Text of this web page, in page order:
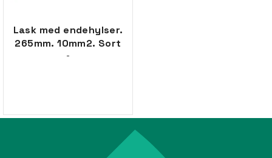
Lask med endehylser.
265mm. 10mm2. Sort
-